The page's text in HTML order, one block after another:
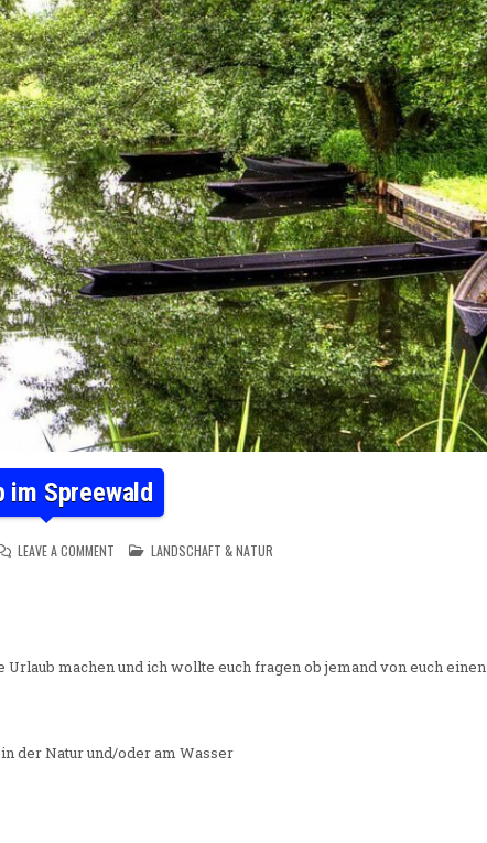
im Spreewald
LEAVE A COMMENTON URLAUB IM SPREEWALD
POSTED IN
LANDSCHAFT & NATUR
machen und ich wollte euch fragen ob jemand von euch einen
der Natur und/oder am Wasser